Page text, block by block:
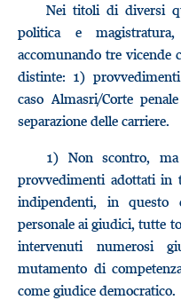
Nei titoli di diversi
politica e
accomunando tre vicende
distinte: 1)
caso Almasri/Corte
separazione delle carriere.
1) Non scontro,
provvedimenti adottati in
indipendenti, in questo
personale ai giudici, tutte
intervenuti numerosi
mutamento di
come giudice democratico.